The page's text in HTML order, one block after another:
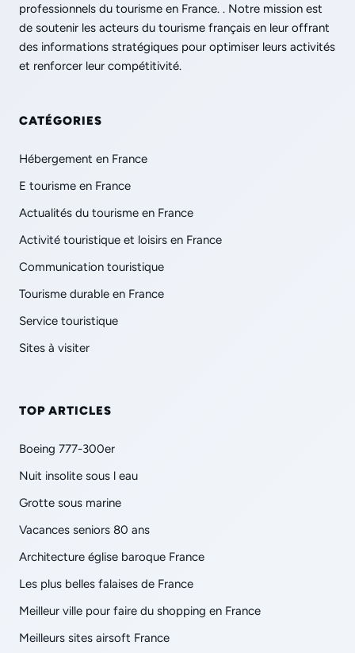
professionnels du tourisme en France. . Notre mission est
de soutenir les acteurs du tourisme français en leur offrant
des informations stratégiques pour optimiser leurs activités
et renforcer leur compétitivité.
CATÉGORIES
Hébergement en France
E tourisme en France
Actualités du tourisme en France
Activité touristique et loisirs en France
Communication touristique
Tourisme durable en France
Service touristique
Sites à visiter
TOP ARTICLES
Boeing 777-300er
Nuit insolite sous l eau
Grotte sous marine
Vacances seniors 80 ans
Architecture église baroque France
Les plus belles falaises de France
Meilleur ville pour faire du shopping en France
Meilleurs sites airsoft France